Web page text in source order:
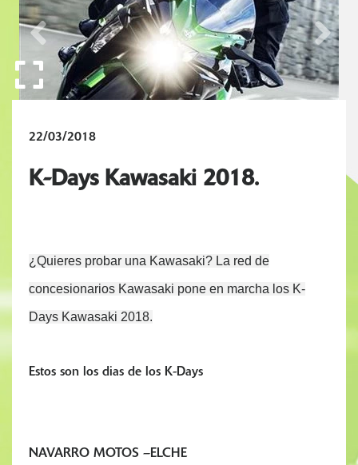
Previous Next
22/03/2018
K-Days Kawasaki 2018.
¿Quieres probar una Kawasaki? La red de
concesionarios Kawasaki pone en marcha los K-
Days Kawasaki 2018.
Estos son los dias de los K-Days
NAVARRO MOTOS –ELCHE